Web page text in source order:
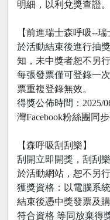
明細，以利兌獎查證。
【前進瑞士森呼吸--瑞
於活動結束後進行抽
知，未中獎者恕不另行
每張發票僅可登錄一
票重複登錄無效。
得獎公佈時間：2025/
灣Facebook粉絲團同步
【森呼吸刮刮樂】
刮開立即開獎，刮刮
於活動網站，恕不另行
獲獎資格：以電腦系
結束後憑中獎發票及
符合資格 等同放棄得